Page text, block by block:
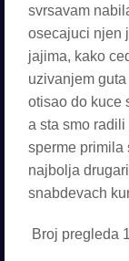
svrsavam
osecajuci njen
jajima, kako
uzivanjem
otisao do kuce
a sta smo
sperme primila
najbolja
snabdevach
Broj pregleda